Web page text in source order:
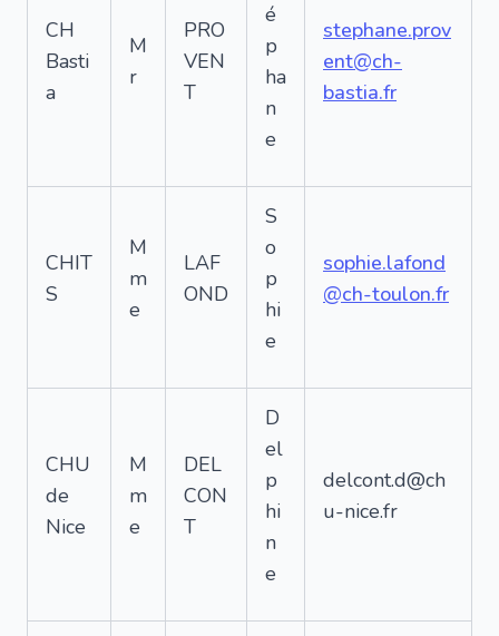
CH
Basti
a
M
r
PRO
VEN
T
é
p
ha
n
e
stephane.prov
ent@ch-
bastia.fr
CHIT
S
M
m
e
LAF
OND
S
o
p
hi
e
sophie.lafond
@ch-toulon.fr
CHU
de
Nice
M
m
e
DEL
CON
T
D
el
p
hi
n
e
delcont.d@ch
u-nice.fr